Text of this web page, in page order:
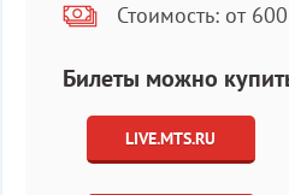
Стоимость: от
Билеты можно
LIVE.MTS.RU